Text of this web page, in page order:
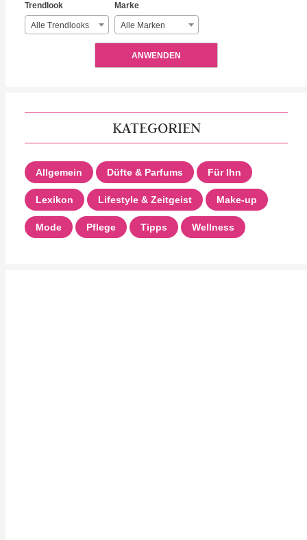
Trendlook
Alle Trendlooks
Marke
Alle Marken
ANWENDEN
KATEGORIEN
Allgemein Düfte & Parfums Für Ihn
Lexikon Lifestyle & Zeitgeist Make-up
Mode Pflege Tipps Wellness